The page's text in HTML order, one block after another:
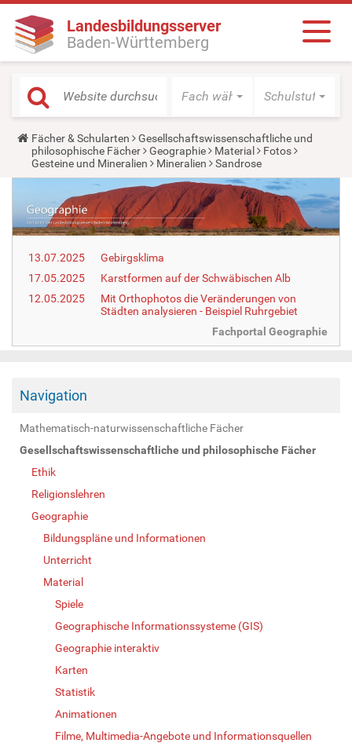
Landesbildungsserver
Baden-Württemberg
Fach wählen Schulstufe
Y
o
u
a
h
e
r
:
Fächer & Schularten
Gesellschaftswissenschaftliche und
philosophische Fächer
Geographie Material
Fotos
Gesteine und Mineralien
Mineralien Sandrose
13.07.2025
Gebirgsklima
17.05.2025
Karstformen auf der Schwäbischen Alb
12.05.2025
Mit Orthophotos die Veränderungen von
Städten analysieren - Beispiel Ruhrgebiet
Fachportal Geographie
Navigation
Mathematisch-naturwissenschaftliche Fächer
Gesellschaftswissenschaftliche und philosophische Fächer
Ethik
Religionslehren
Geographie
Bildungspläne und Informationen
Unterricht
Material
Spiele
Geographische Informationssysteme (GIS)
Geographie interaktiv
Karten
Statistik
Animationen
Filme, Multimedia-Angebote und Informationsquellen